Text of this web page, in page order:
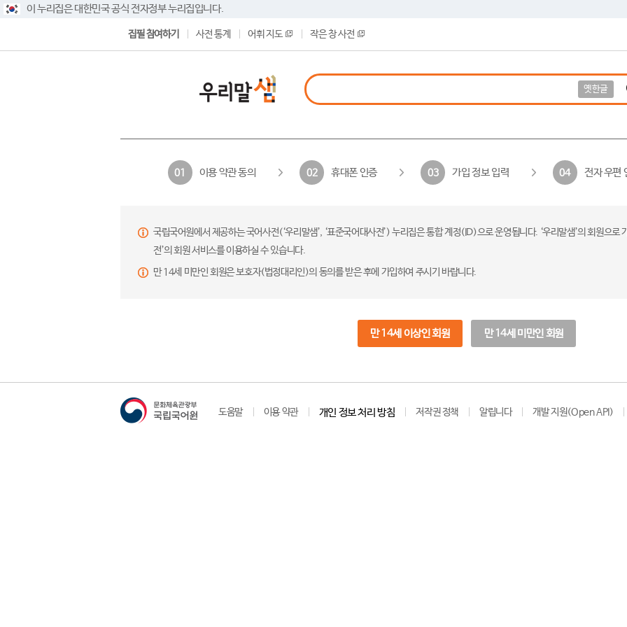
이 누리집은 대한민국 공식 전자정부 누리집입니다.
집필 참여하기 사전 통계 어휘 지도 작은 창 사전
옛한글
01 이용 약관 동의 02 휴대폰 인증 03 가입 정보 입력 04 전자 우편
국립국어원에서 제공하는 국어사전(‘우리말샘’, ‘표준국어대사전’) 누리집은 통합 계정(ID)으로 운영됩니다. ‘우리말샘’의 회원으
전’의 회원 서비스를 이용하실 수 있습니다.
만 14세 미만인 회원은 보호자(법정대리인)의 동의를 받은 후에 가입하여 주시기 바랍니다.
만 14세 이상인 회원 만 14세 미만인 회원
도움말 이용 약관 개인 정보 처리 방침 저작권 정책 알립니다 개발 지원(Open API)